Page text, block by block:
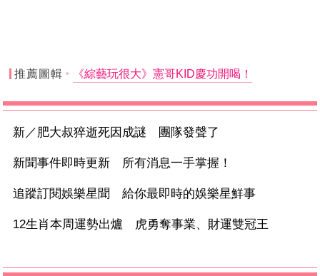
推薦圖輯 《綜藝玩很大》憲哥KID慶功開喝！
新／肥大叔猝逝死因成謎 團隊發聲了
新聞事件即時更新 所有消息一手掌握！
追蹤訂閱娛樂星聞 給你最即時的娛樂星鮮事
12生肖本周運勢出爐 虎勇奪事業、財運雙冠王